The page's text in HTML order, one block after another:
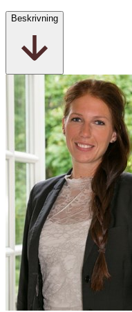
Beskrivning